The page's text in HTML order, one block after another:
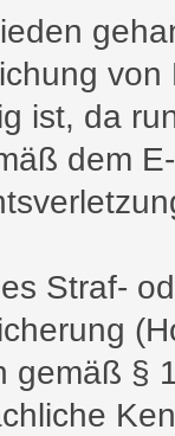
ist, da
dem
Straf-
gemäß §